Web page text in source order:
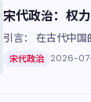
宋代政治：权
引言： 在古代中
特的政治体制和文
宋代政治 2026-